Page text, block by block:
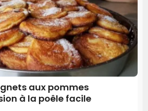
aux pommes
à la poêle facile